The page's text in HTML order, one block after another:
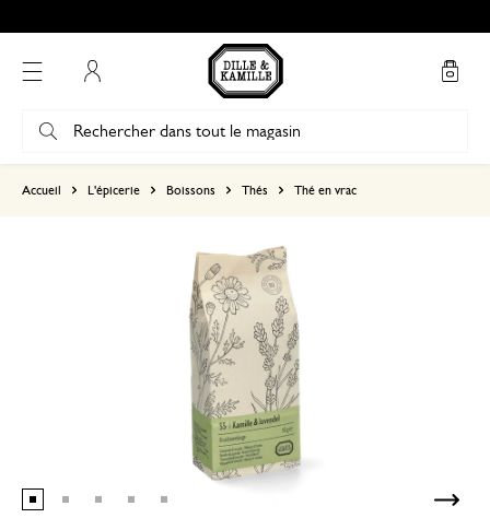
Accueil L'épicerie Boissons Thés Thé en vrac